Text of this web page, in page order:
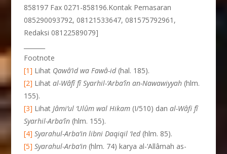
858197 Fax 0271-858196.Kontak Pemasaran
085290093792, 08121533647, 081575792961,
Redaksi 08122589079]
Footnote
[1] Lihat Qawâ’id wa Fawâ-id(hal. 185).
[2] Lihatal-Wâfî fî Syarhil-‘Arba’în an-Nawawiyyah (hlm.
155).
[3] LihatJâmi’ul ‘Ulûm wal Hikam (I/510) danal-Wâfi fî
Syarhil-Arba’în (hlm. 155).
[4] Syarahul-Arba’in libni Daqiqil ‘Ied(hlm. 85).
[5] Syarahul-Arba’in (hlm. 74) karya al-‘Allâmah as-